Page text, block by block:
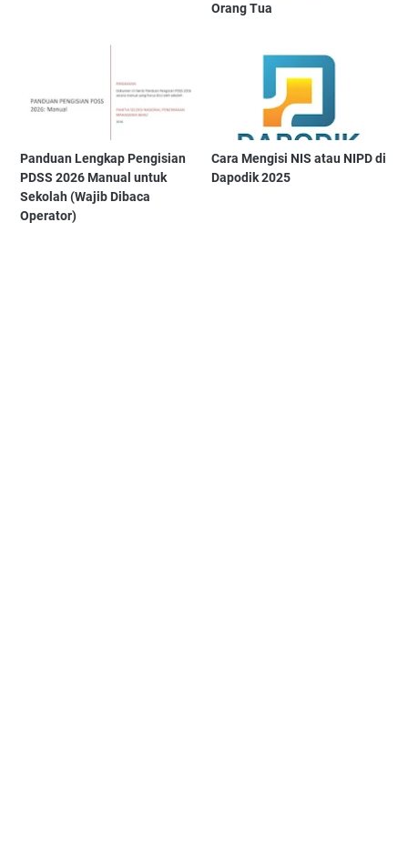
Orang Tua
Panduan Lengkap Pengisian
PDSS 2026 Manual untuk
Sekolah (Wajib Dibaca
Operator)
Cara Mengisi NIS atau NIPD di
Dapodik 2025